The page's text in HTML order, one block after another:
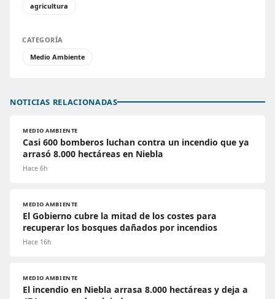
agricultura
CATEGORÍA
Medio Ambiente
NOTICIAS RELACIONADAS
MEDIO AMBIENTE
Casi 600 bomberos luchan contra un incendio que ya
arrasó 8.000 hectáreas en Niebla
Hace 6h
MEDIO AMBIENTE
El Gobierno cubre la mitad de los costes para
recuperar los bosques dañados por incendios
Hace 16h
MEDIO AMBIENTE
El incendio en Niebla arrasa 8.000 hectáreas y deja a